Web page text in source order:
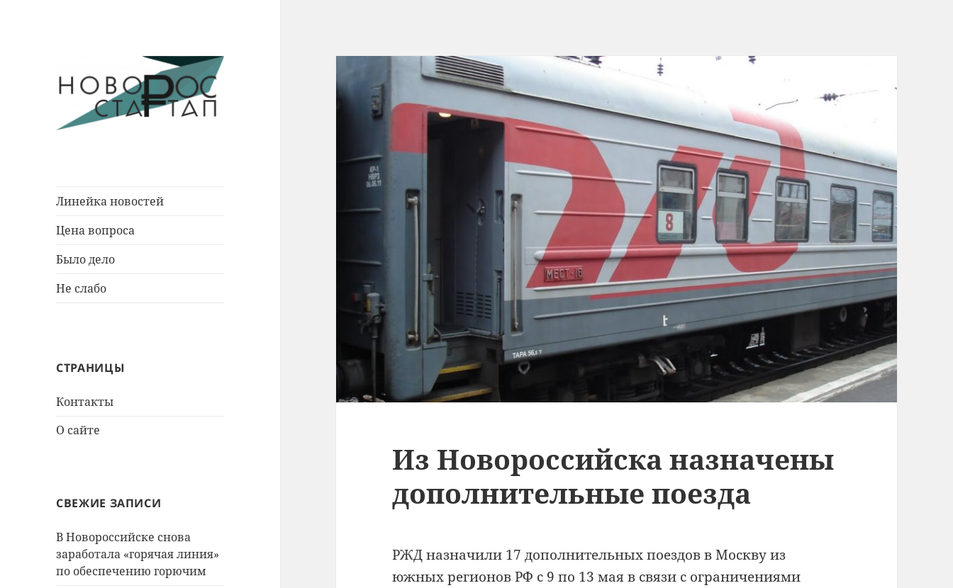
Линейка новостей
Цена вопроса
Было дело
Не слабо
СТРАНИЦЫ
Контакты
О сайте
СВЕЖИЕ ЗАПИСИ
В Новороссийске снова
заработала «горячая линия»
по обеспечению горючим
Из Новороссийска назначены
дополнительные поезда
РЖД назначили 17 дополнительных поездов в Москву из
южных регионов РФ с 9 по 13 мая в связи с ограничениями